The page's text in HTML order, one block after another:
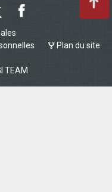
Plan du site
TEAM